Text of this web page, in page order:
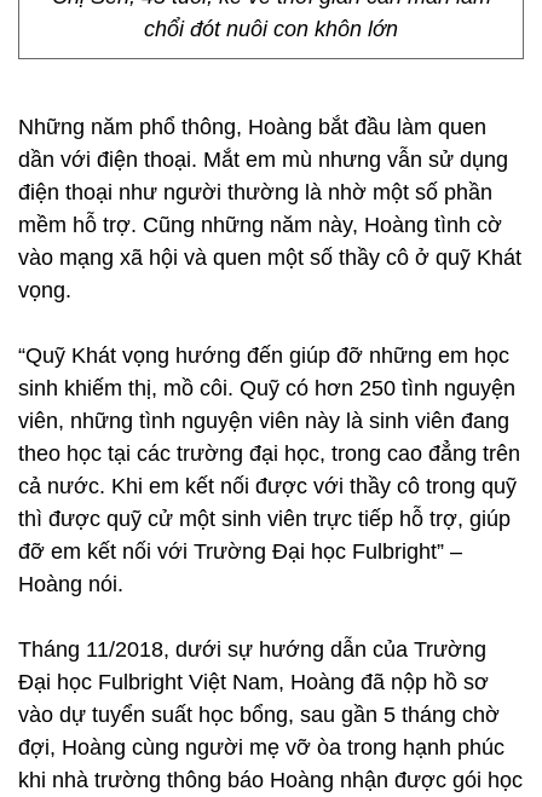
chổi đót nuôi con khôn lớn
Những năm phổ thông, Hoàng bắt đầu làm quen
dần với điện thoại. Mắt em mù nhưng vẫn sử dụng
điện thoại như người thường là nhờ một số phần
mềm hỗ trợ. Cũng những năm này, Hoàng tình cờ
vào mạng xã hội và quen một số thầy cô ở quỹ Khát
vọng.
“Quỹ Khát vọng hướng đến giúp đỡ những em học
sinh khiếm thị, mồ côi. Quỹ có hơn 250 tình nguyện
viên, những tình nguyện viên này là sinh viên đang
theo học tại các trường đại học, trong cao đẳng trên
cả nước. Khi em kết nối được với thầy cô trong quỹ
thì được quỹ cử một sinh viên trực tiếp hỗ trợ, giúp
đỡ em kết nối với Trường Đại học Fulbright” –
Hoàng nói.
Tháng 11/2018, dưới sự hướng dẫn của Trường
Đại học Fulbright Việt Nam, Hoàng đã nộp hồ sơ
vào dự tuyển suất học bổng, sau gần 5 tháng chờ
đợi, Hoàng cùng người mẹ vỡ òa trong hạnh phúc
khi nhà trường thông báo Hoàng nhận được gói học